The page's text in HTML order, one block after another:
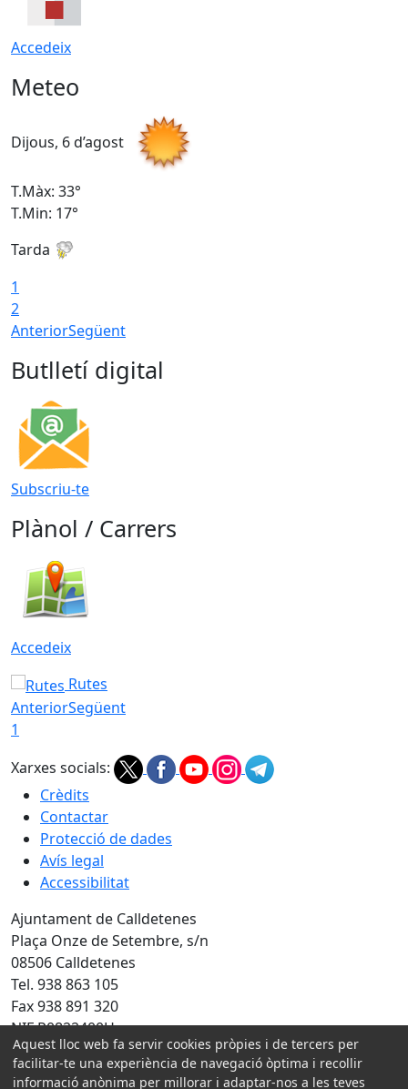
Accedeix
Meteo
Dijous, 6 d’agost
T.Màx: 33°
T.Min: 17°
Tarda
1
2
AnteriorSegüent
Butlletí digital
Subscriu-te
Plànol / Carrers
Accedeix
Rutes
AnteriorSegüent
1
Xarxes socials:
Crèdits
Contactar
Protecció de dades
Avís legal
Accessibilitat
Ajuntament de Calldetenes
Plaça Onze de Setembre, s/n
08506 Calldetenes
Tel. 938 863 105
Fax 938 891 320
NIF P0822400H
Amb la col·laboració de:
Aquest lloc web fa servir cookies pròpies i de tercers per
facilitar-te una experiència de navegació òptima i recollir
informació anònima per millorar i adaptar-nos a les teves